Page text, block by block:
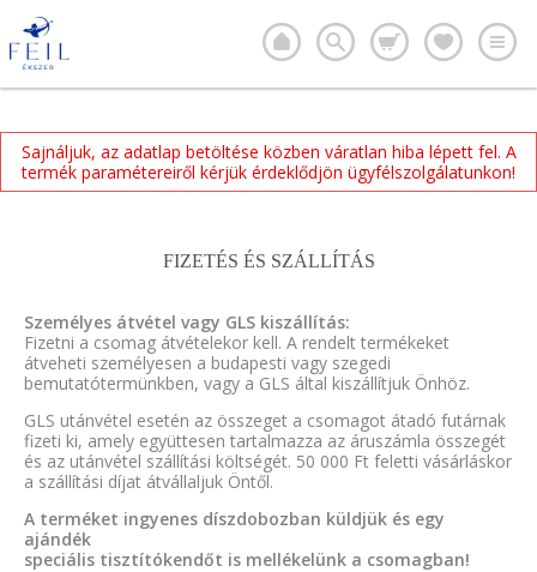
Sajnáljuk, az adatlap betöltése közben váratlan hiba lépett fel. A
termék paramétereiről kérjük érdeklődjön ügyfélszolgálatunkon!
FIZETÉS ÉS SZÁLLÍTÁS
Személyes átvétel vagy GLS kiszállítás:
Fizetni a csomag átvételekor kell. A rendelt termékeket
átveheti személyesen a budapesti vagy szegedi
bemutatótermünkben, vagy a GLS által kiszállítjuk Önhöz.
GLS utánvétel esetén az összeget a csomagot átadó futárnak
fizeti ki, amely együttesen tartalmazza az áruszámla összegét
és az utánvétel szállítási költségét. 50 000 Ft feletti vásárláskor
a szállítási díjat átvállaljuk Öntől.
A terméket ingyenes díszdobozban küldjük és egy
ajándék
speciális tisztítókendőt is mellékelünk a csomagban!